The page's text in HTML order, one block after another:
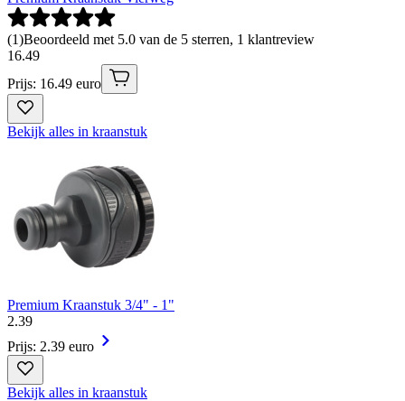
(1)Beoordeeld met 5.0 van de 5 sterren, 1 klantreview
16.49
Prijs: 16.49 euro
Bekijk alles in kraanstuk
Premium Kraanstuk 3/4" - 1"
2.39
Prijs: 2.39 euro
Bekijk alles in kraanstuk